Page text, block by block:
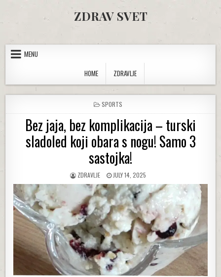
ZDRAV SVET
MENU
HOME
ZDRAVLJE
POSTED IN
SPORTS
Bez jaja, bez komplikacija – turski
sladoled koji obara s nogu! Samo 3
sastojka!
AUTHOR:
ZDRAVLJE PUBLISHED DATE:
JULY 14, 2025